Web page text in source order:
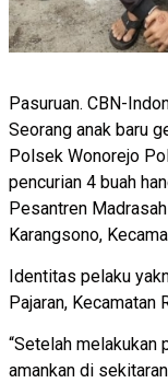
Pasuruan. CBN-
Seorang anak baru
Polsek Wonorejo
pencurian 4 buah
Pesantren
Karangsono,
Identitas pelaku
Pajaran, Kecamatan
“Setelah melakukan
amankan di